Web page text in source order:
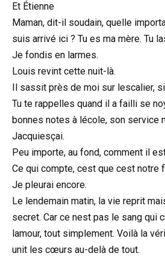
Et Étienne
Maman, dit-il soudain, quelle
suis arrivé ici ? Tu es ma mère. Tu
Je fondis en larmes.
Louis revint cette nuit-là.
Il sassit près de moi sur lescalier,
Tu te rappelles quand il a failli se
bonnes notes à lécole, son service
Jacquiesçai.
Peu importe, au fond, comment il
Ce qui compte, cest que cest notre
Je pleurai encore.
Le lendemain matin, la vie reprit
secret. Car ce nest pas le sang qui
lamour, tout simplement. Voilà la
unit les cœurs au-delà de tout.